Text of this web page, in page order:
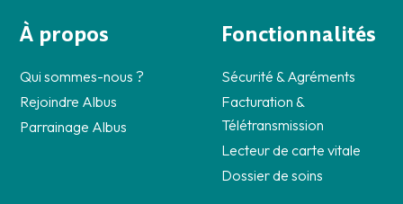
À propos
Qui sommes-nous ?
Rejoindre Albus
Parrainage Albus
Fonctionnalités
Sécurité & Agréments
Facturation &
Télétransmission
Lecteur de carte vitale
Dossier de soins